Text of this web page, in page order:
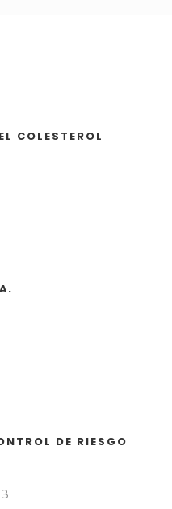
COLESTEROL
DE RIESGO